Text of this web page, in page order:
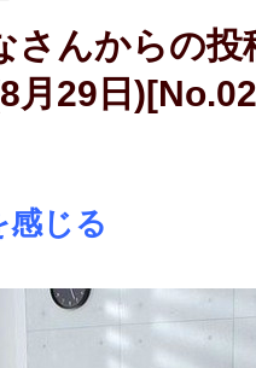
さんからの
月29日
感じる